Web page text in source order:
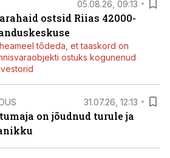
05.08.26, 09:13
ostsid Riias 42000-
tõdeda, et taaskord on
ostuks kogunenud
31.07.26, 12:13
on jõudnud turule ja